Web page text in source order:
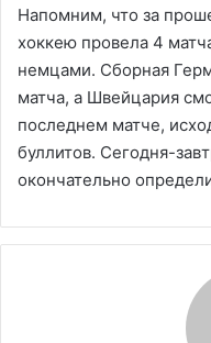
Напомним, что за
хоккею провела 4
немцами. Сборная
матча, а Швейцария
последнем матче,
буллитов. Сегодня-
окончательно